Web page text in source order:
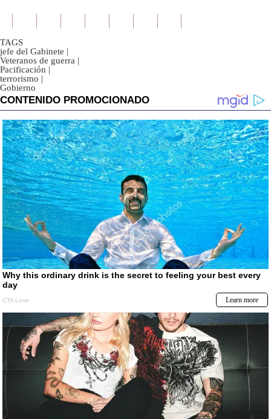
TAGS
jefe del Gabinete |
Veteranos de guerra |
Pacificación |
terrorismo |
Gobierno